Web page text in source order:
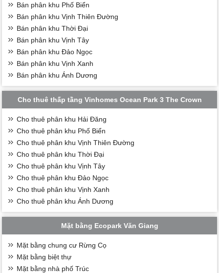
Bán phân khu Phố Biển
Bán phân khu Vịnh Thiên Đường
Bán phân khu Thời Đại
Bán phân khu Vịnh Tây
Bán phân khu Đảo Ngọc
Bán phân khu Vịnh Xanh
Bán phân khu Ánh Dương
Cho thuê thấp tầng Vinhomes Ocean Park 3 The Crown
Cho thuê phân khu Hải Đăng
Cho thuê phân khu Phố Biển
Cho thuê phân khu Vịnh Thiên Đường
Cho thuê phân khu Thời Đại
Cho thuê phân khu Vịnh Tây
Cho thuê phân khu Đảo Ngọc
Cho thuê phân khu Vịnh Xanh
Cho thuê phân khu Ánh Dương
Mặt bằng Ecopark Văn Giang
Mặt bằng chung cư Rừng Cọ
Mặt bằng biệt thự
Mặt bằng nhà phố Trúc